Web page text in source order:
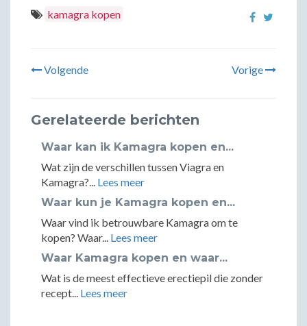
kamagra kopen
Volgende Vorige
Gerelateerde berichten
Waar kan ik Kamagra kopen en...
Wat zijn de verschillen tussen Viagra en
Kamagra?... Lees meer
Waar kun je Kamagra kopen en...
Waar vind ik betrouwbare Kamagra om te
kopen? Waar... Lees meer
Waar Kamagra kopen en waar...
Wat is de meest effectieve erectiepil die zonder
recept... Lees meer